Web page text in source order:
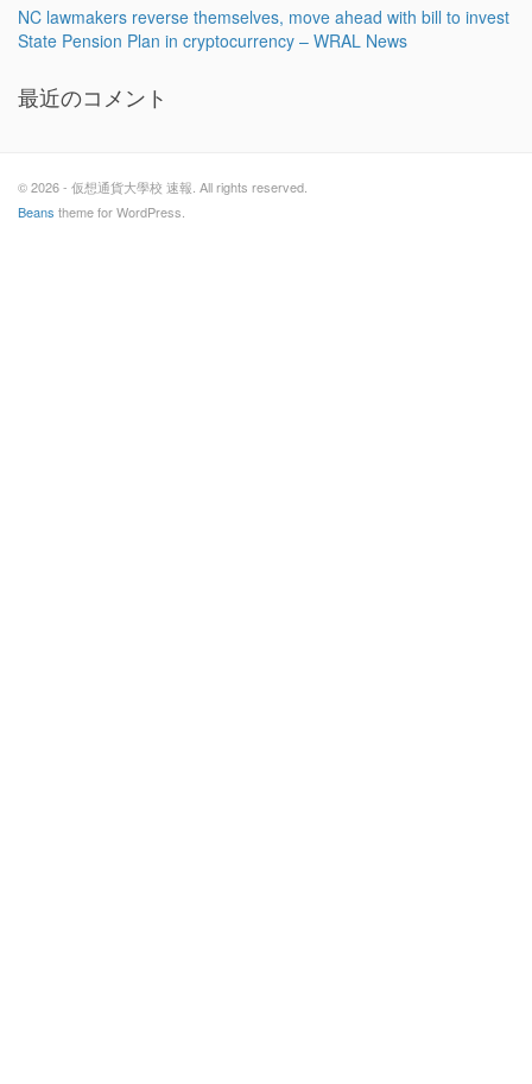
NC lawmakers reverse themselves, move ahead with bill to invest
State Pension Plan in cryptocurrency – WRAL News
最近のコメント
© 2026 - 仮想通貨大學校 速報. All rights reserved.
Beans theme for WordPress.